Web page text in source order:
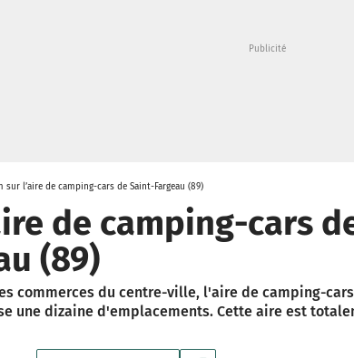
sur l’aire de camping-cars de Saint-Fargeau (89)
de camping-cars
(89)
commerces du centre-ville, l'aire de camping-
une dizaine d'emplacements. Cette aire est